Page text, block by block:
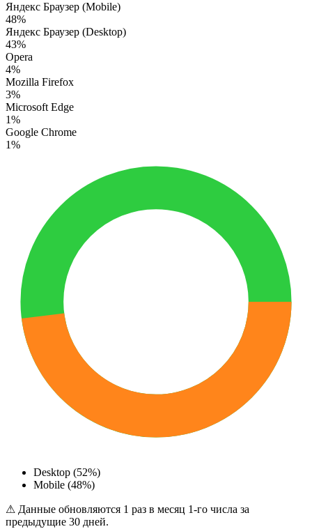
Яндекс Браузер (Mobile)
48%
Яндекс Браузер (Desktop)
43%
Opera
4%
Mozilla Firefox
3%
Microsoft Edge
1%
Google Chrome
1%
Desktop (52%)
Mobile (48%)
⚠ Данные обновляются 1 раз в месяц 1-го числа за
предыдущие 30 дней.